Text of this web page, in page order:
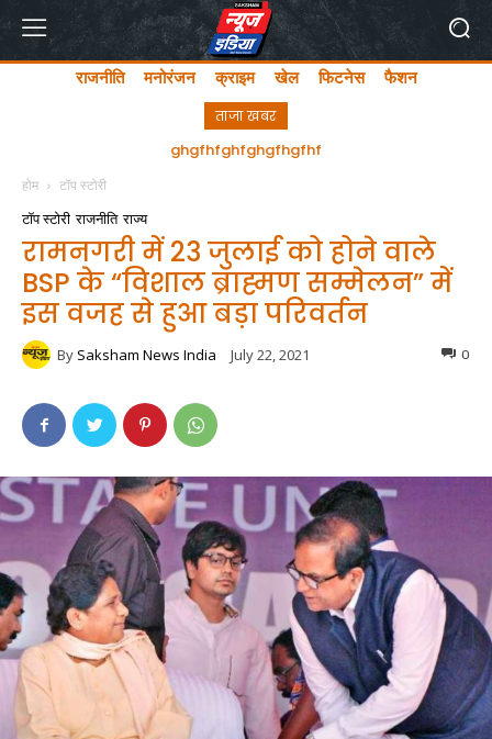
राजनीति मनोरंजन क्राइम खेल फिटनेस फैशन
ताजा खबर
ghgfhfghfghgfhgfhf
होम टॉप स्टोरी
टॉप स्टोरी राजनीति राज्य
रामनगरी में 23 जुलाई को होने वाले
BSP के “विशाल ब्राह्मण सम्मेलन” में
इस वजह से हुआ बड़ा परिवर्तन
By Saksham News India July 22, 2021 0